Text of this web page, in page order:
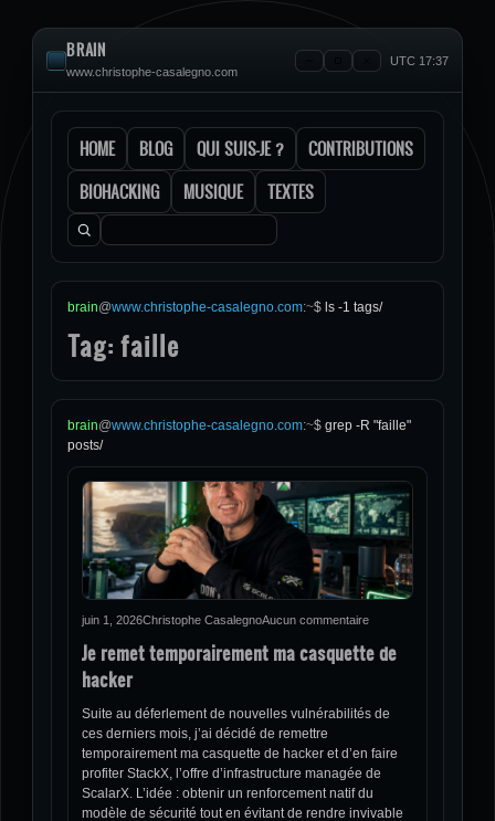
BRAIN
www.christophe-casalegno.com
UTC 17:37
HOME BLOG QUI SUIS-JE ?
CONTRIBUTIONS
BIOHACKING
MUSIQUE TEXTES
Rechercher :
brain@www.christophe-casalegno.com:~$ ls -1 tags/
Tag: faille
brain@www.christophe-casalegno.com:~$ grep -R "faille"
posts/
juin 1, 2026Christophe CasalegnoAucun commentaire
Je remet temporairement ma casquette de
hacker
Suite au déferlement de nouvelles vulnérabilités de
ces derniers mois, j’ai décidé de remettre
temporairement ma casquette de hacker et d’en faire
profiter StackX, l’offre d’infrastructure managée de
ScalarX. L’idée : obtenir un renforcement natif du
modèle de sécurité tout en évitant de rendre invivable